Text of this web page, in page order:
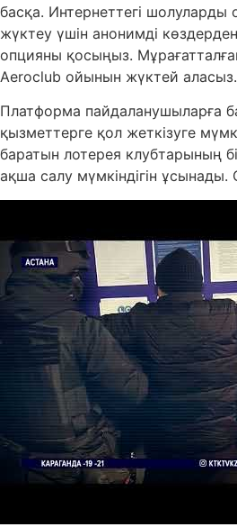
басқа. Интернеттегі шолуларды
жүктеу үшін анонимді
опцияны қосыңыз.
Aeroclub ойынын жүктей аласыз.
Платформа пайдаланушыларға
қызметтерге қол жеткізуге
баратын лотерея клубтарының
ақша салу мүмкіндігін